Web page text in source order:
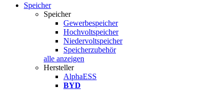
Speicher
Speicher
Gewerbespeicher
Hochvoltspeicher
Niedervoltspeicher
Speicherzubehör
alle anzeigen
Hersteller
AlphaESS
BYD